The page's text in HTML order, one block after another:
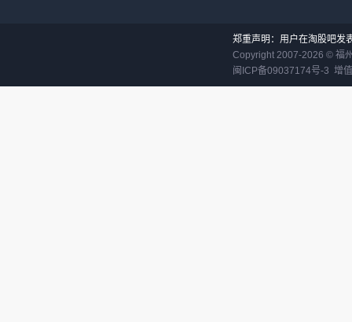
郑重声明：用户在淘股吧发
Copyright 2007-2026 © 福
闽ICP备09037174号-3 增